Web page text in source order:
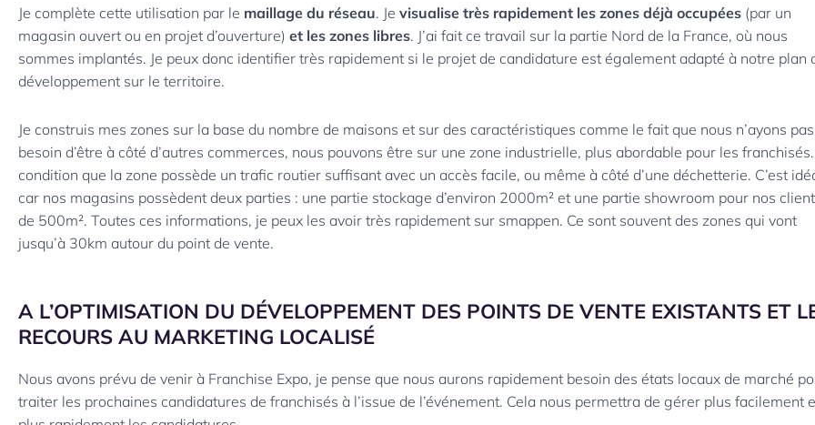
Je complète cette utilisation par le maillage du réseau. Je visualise très rapidement les zones déjà occupées (par un
magasin ouvert ou en projet d’ouverture) et les zones libres. J’ai fait ce travail sur la partie Nord de la France, où nous
sommes implantés. Je peux donc identifier très rapidement si le projet de candidature est également adapté à notre plan
développement sur le territoire.
Je construis mes zones sur la base du nombre de maisons et sur des caractéristiques comme le fait que nous n’ayons pas
besoin d’être à côté d’autres commerces, nous pouvons être sur une zone industrielle, plus abordable pour les
condition que la zone possède un trafic routier suffisant avec un accès facile, ou même à côté d’une déchetterie. C’est
car nos magasins possèdent deux parties : une partie stockage d’environ 2000m² et une partie showroom pour nos
de 500m². Toutes ces informations, je peux les avoir très rapidement sur smappen. Ce sont souvent des zones qui vont
jusqu’à 30km autour du point de vente.
A L’OPTIMISATION DU DÉVELOPPEMENT DES POINTS DE VENTE EXISTANTS ET
RECOURS AU MARKETING LOCALISÉ
Nous avons prévu de venir à Franchise Expo, je pense que nous aurons rapidement besoin des états locaux de marché
traiter les prochaines candidatures de franchisés à l’issue de l’événement. Cela nous permettra de gérer plus facilement